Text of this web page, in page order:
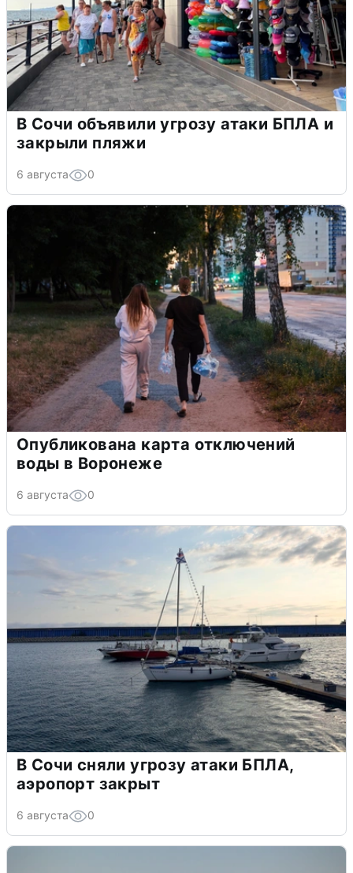
В Сочи объявили угрозу атаки БПЛА и
закрыли пляжи
6 августа 0
Опубликована карта отключений
воды в Воронеже
6 августа 0
В Сочи сняли угрозу атаки БПЛА,
аэропорт закрыт
6 августа 0